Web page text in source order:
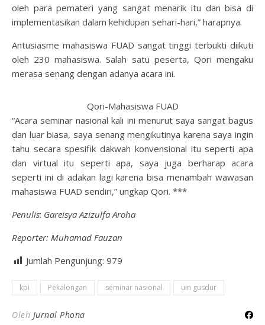
oleh para pemateri yang sangat menarik itu dan bisa di
implementasikan dalam kehidupan sehari-hari,” harapnya.
Antusiasme mahasiswa FUAD sangat tinggi terbukti diikuti
oleh 230 mahasiswa. Salah satu peserta, Qori mengaku
merasa senang dengan adanya acara ini.
Qori-Mahasiswa FUAD
“Acara seminar nasional kali ini menurut saya sangat bagus
dan luar biasa, saya senang mengikutinya karena saya ingin
tahu secara spesifik dakwah konvensional itu seperti apa
dan virtual itu seperti apa, saya juga berharap acara
seperti ini di adakan lagi karena bisa menambah wawasan
mahasiswa FUAD sendiri,” ungkap Qori. ***
Penulis: Gareisya Azizulfa Aroha
Reporter: Muhamad Fauzan
Jumlah Pengunjung: 979
kpi Pekalongan seminar nasional uin gusdur
Oleh Jurnal Phona